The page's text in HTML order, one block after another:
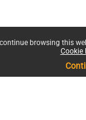
browsing this
Cookie